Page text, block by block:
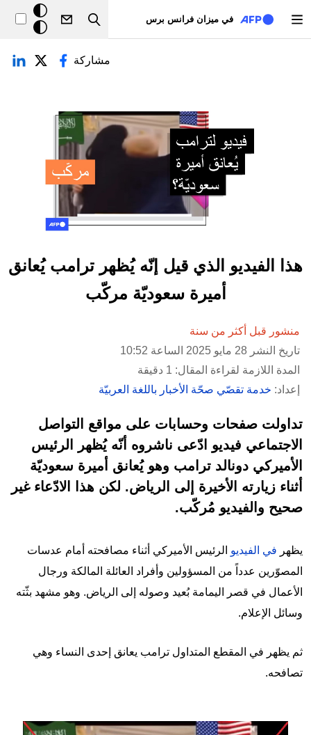
في ميزان فرانس برس
Search
خلفيّة
داكنة
التبويبات الأساسية
مشاركة
هذا الفيديو الذي قيل إنّه يُظهر ترامب يُعانق
أميرة سعوديّة مركّب
منشور قبل أكثر من سنة
تاريخ النشر 28 مايو 2025 الساعة 10:52
المدة اللازمة لقراءة المقال: 1 دقيقة
إعداد: خدمة تقصّي صحّة الأخبار باللغة العربيّة
تداولت صفحات وحسابات على مواقع التواصل
الاجتماعي فيديو ادّعى ناشروه أنّه يُظهر الرئيس
الأميركي دونالد ترامب وهو يُعانق أميرة سعوديّة
أثناء زيارته الأخيرة إلى الرياض. لكن هذا الادّعاء غير
صحيح والفيديو مُركّب.
يظهر في الفيديو الرئيس الأميركي أثناء مصافحته أمام عدسات
المصوّرين عدداً من المسؤولين وأفراد العائلة المالكة ورجال
الأعمال في قصر اليمامة بُعيد وصوله إلى الرياض. وهو مشهد بثّته
وسائل الإعلام.
ثم يظهر في المقطع المتداول ترامب يعانق إحدى النساء وهي
تصافحه.
Image